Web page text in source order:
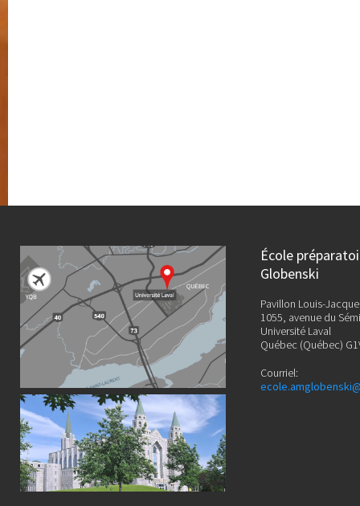
École
Globenski
Pavillon Louis-
1055, avenue du
Université Laval
Québec (Québec)
Courriel: